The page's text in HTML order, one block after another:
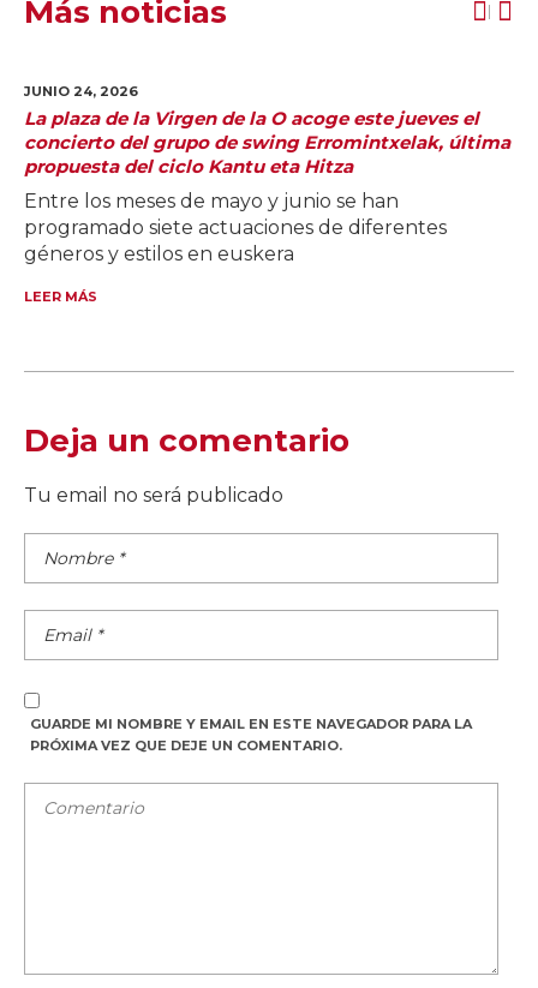
Más noticias
JUNIO 24, 2026
La plaza de la Virgen de la O acoge este jueves el
concierto del grupo de swing Erromintxelak, última
propuesta del ciclo Kantu eta Hitza
Entre los meses de mayo y junio se han
programado siete actuaciones de diferentes
géneros y estilos en euskera
LEER MÁS
Deja un comentario
Tu email no será publicado
GUARDE MI NOMBRE Y EMAIL EN ESTE NAVEGADOR PARA LA
PRÓXIMA VEZ QUE DEJE UN COMENTARIO.